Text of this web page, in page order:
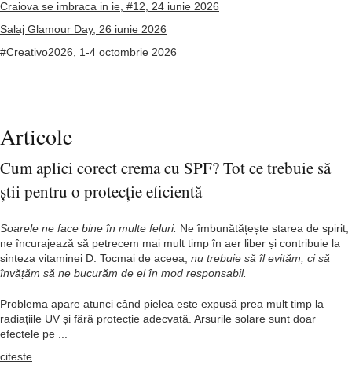
Craiova se imbraca in ie, #12, 24 iunie 2026
Salaj Glamour Day, 26 iunie 2026
#Creativo2026, 1-4 octombrie 2026
Articole
Cum aplici corect crema cu SPF? Tot ce trebuie să
știi pentru o protecție eficientă
Soarele ne face bine în multe feluri. Ne îmbunătățește starea de spirit,
ne încurajează să petrecem mai mult timp în aer liber și contribuie la
sinteza vitaminei D. Tocmai de aceea, nu trebuie să îl evităm, ci să
învățăm să ne bucurăm de el în mod responsabil.
Problema apare atunci când pielea este expusă prea mult timp la
radiațiile UV și fără protecție adecvată. Arsurile solare sunt doar
efectele pe ...
citeste